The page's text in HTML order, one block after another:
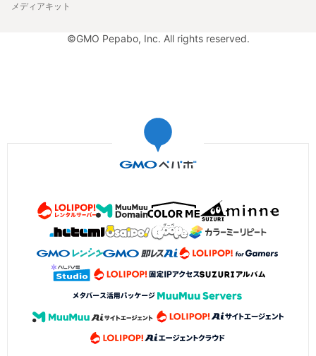
メディアキット
©GMO Pepabo, Inc. All rights reserved.